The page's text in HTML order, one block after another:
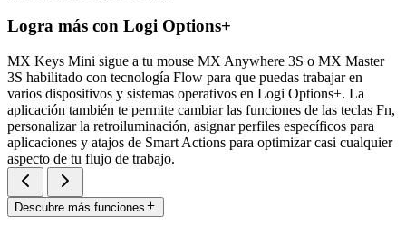
Logra más con Logi Options+
MX Keys Mini sigue a tu mouse MX Anywhere 3S o MX Master
3S habilitado con tecnología Flow para que puedas trabajar en
varios dispositivos y sistemas operativos en Logi Options+. La
aplicación también te permite cambiar las funciones de las teclas Fn,
personalizar la retroiluminación, asignar perfiles específicos para
aplicaciones y atajos de Smart Actions para optimizar casi cualquier
aspecto de tu flujo de trabajo.
Descubre más funciones